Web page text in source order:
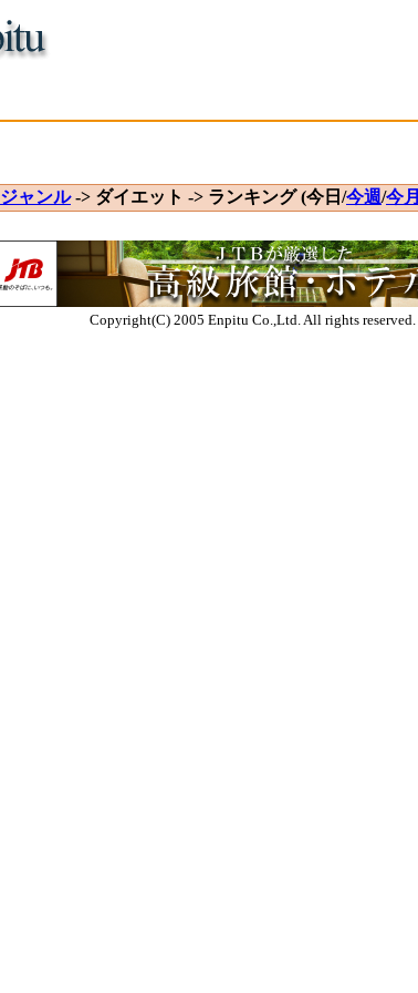
ジャンル-> ダイエット -> ランキング (今日/今週/今月
Copyright(C) 2005 Enpitu Co.,Ltd. All rights reserved.